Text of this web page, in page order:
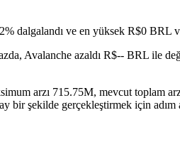
dalgalandı ve en yüksek R$0 BRL
Avalanche azaldı R$-- BRL ile
arzı 715.75M, mevcut toplam
bir şekilde gerçekleştirmek için adım